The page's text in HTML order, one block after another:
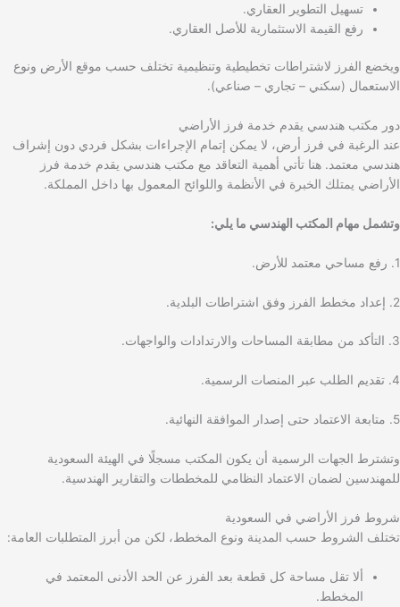
تسهيل التطوير العقاري.
رفع القيمة الاستثمارية للأصل العقاري.
ويخضع الفرز لاشتراطات تخطيطية وتنظيمية تختلف حسب موقع الأرض ونوع
الاستعمال (سكني – تجاري – صناعي).
دور مكتب هندسي يقدم خدمة فرز الأراضي
عند الرغبة في فرز أرض، لا يمكن إتمام الإجراءات بشكل فردي دون إشراف
هندسي معتمد. هنا تأتي أهمية التعاقد مع مكتب هندسي يقدم خدمة فرز
الأراضي يمتلك الخبرة في الأنظمة واللوائح المعمول بها داخل المملكة.
وتشمل مهام المكتب الهندسي ما يلي:
1. رفع مساحي معتمد للأرض.
2. إعداد مخطط الفرز وفق اشتراطات البلدية.
3. التأكد من مطابقة المساحات والارتدادات والواجهات.
4. تقديم الطلب عبر المنصات الرسمية.
5. متابعة الاعتماد حتى إصدار الموافقة النهائية.
وتشترط الجهات الرسمية أن يكون المكتب مسجلًا في الهيئة السعودية
للمهندسين لضمان الاعتماد النظامي للمخططات والتقارير الهندسية.
شروط فرز الأراضي في السعودية
تختلف الشروط حسب المدينة ونوع المخطط، لكن من أبرز المتطلبات العامة:
ألا تقل مساحة كل قطعة بعد الفرز عن الحد الأدنى المعتمد في
المخطط.